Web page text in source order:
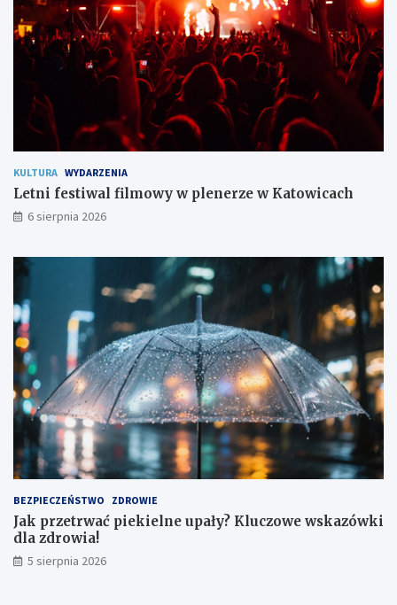
e
s
z
KULTURA WYDARZENIA
Letni festiwal filmowy w plenerze w Katowicach
6 sierpnia 2026
BEZPIECZEŃSTWO ZDROWIE
Jak przetrwać piekielne upały? Kluczowe wskazówki
dla zdrowia!
5 sierpnia 2026